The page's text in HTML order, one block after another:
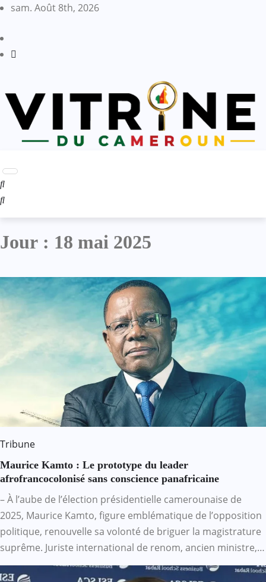
Skip
content
sam. Août 8th, 2026
Jour : 18 mai 2025
Tribune
Maurice Kamto : Le prototype du leader
afrofrancocolonisé sans conscience panafricaine
– À l’aube de l’élection présidentielle camerounaise de
2025, Maurice Kamto, figure emblématique de l’opposition
politique, renouvelle sa volonté de briguer la magistrature
suprême. Juriste international de renom, ancien ministre,…